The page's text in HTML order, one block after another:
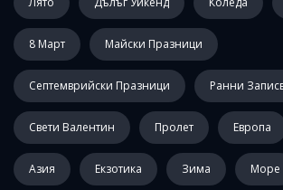
8 Март Майски Празници
Септемврийски Празници Ранни
Свети Валентин Пролет Европа
Азия Екзотика Зима Море